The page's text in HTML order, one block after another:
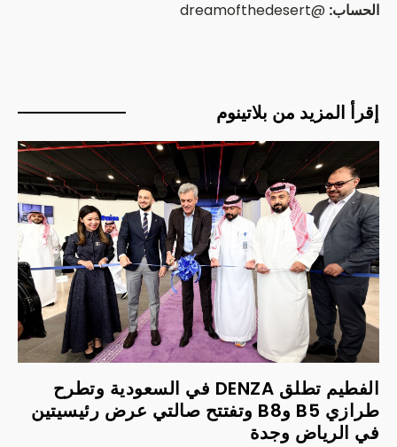
الحساب: @dreamofthedesert
إقرأ المزيد من بلاتينوم
الفطيم تطلق DENZA في السعودية وتطرح
طرازي B5 وB8 وتفتتح صالتي عرض رئيسيتين
في الرياض وجدة